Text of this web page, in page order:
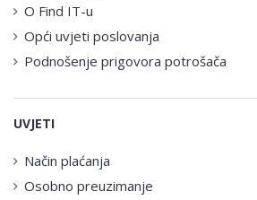
O Find IT-u
Opći uvjeti poslovanja
Podnošenje prigovora potrošača
UVJETI
Način plaćanja
Osobno preuzimanje